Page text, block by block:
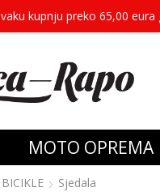
kupnju preko 65,00 eura
MOTO OPREMA
Sjedala